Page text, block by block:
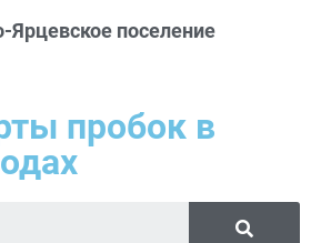
поселение
пробок в